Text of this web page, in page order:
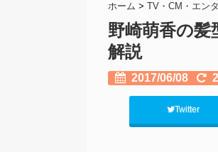
ホーム > TV・CM・エン
野崎萌香の髪
解説
2017/06/08
Twitter